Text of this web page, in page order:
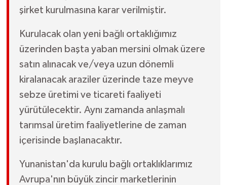
şirket kurulmasına karar verilmiştir.
Kurulacak olan yeni bağlı ortaklığımız
üzerinden başta yaban mersini olmak üzere
satın alınacak ve/veya uzun dönemli
kiralanacak araziler üzerinde taze meyve
sebze üretimi ve ticareti faaliyeti
yürütülecektir. Aynı zamanda anlaşmalı
tarımsal üretim faaliyetlerine de zaman
içerisinde başlanacaktır.
Yunanistan'da kurulu bağlı ortaklıklarımız
Avrupa'nın büyük zincir marketlerinin